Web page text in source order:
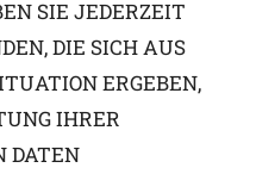
SIE JEDERZEIT
DIE SICH AUS
ERGEBEN,
IHRER
DATEN